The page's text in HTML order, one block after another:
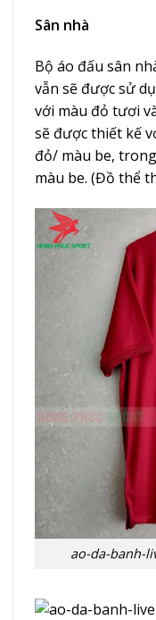
Sân nhà
Bộ áo đấu sân
vẫn sẽ được sử
với màu đỏ tươi
sẽ được thiết kế
đỏ/ màu be,
màu be. (Đồ thể
ao-da-banh-